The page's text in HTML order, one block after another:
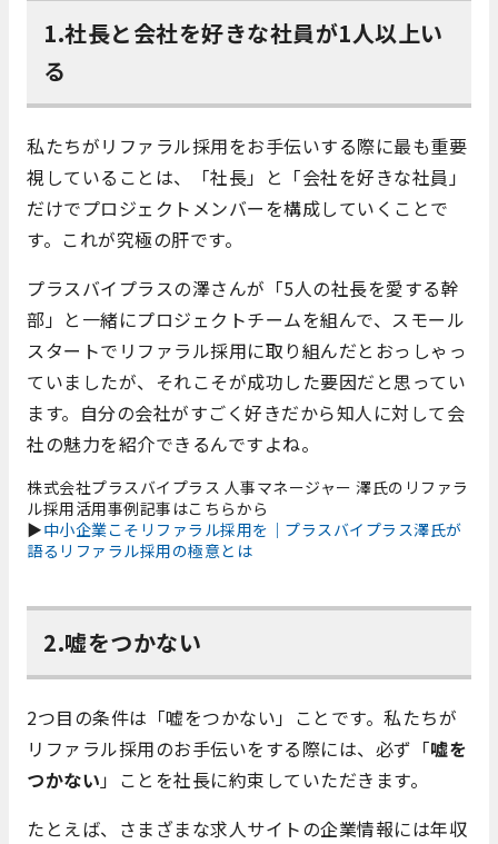
1.社長と会社を好きな社員が1人以上い
る
私たちがリファラル採用をお手伝いする際に最も重要
視していることは、「社長」と「会社を好きな社員」
だけでプロジェクトメンバーを構成していくことで
す。これが究極の肝です。
プラスバイプラスの澤さんが「5人の社長を愛する幹
部」と一緒にプロジェクトチームを組んで、スモール
スタートでリファラル採用に取り組んだとおっしゃっ
ていましたが、それこそが成功した要因だと思ってい
ます。自分の会社がすごく好きだから知人に対して会
社の魅力を紹介できるんですよね。
株式会社プラスバイプラス 人事マネージャー 澤氏のリファラ
ル採用活用事例記事はこちらから
▶中小企業こそリファラル採用を｜プラスバイプラス澤氏が
語るリファラル採用の極意とは
2.嘘をつかない
2つ目の条件は「嘘をつかない」ことです。私たちが
リファラル採用のお手伝いをする際には、必ず「嘘を
つかない」ことを社長に約束していただきます。
たとえば、さまざまな求人サイトの企業情報には年収